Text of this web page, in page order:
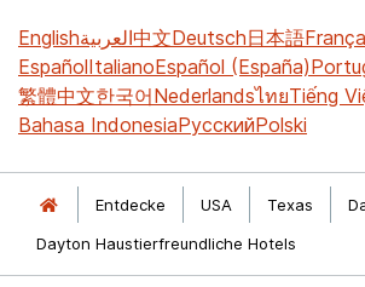
Englishالعربية中文Deutsch日本語
EspañolItalianoEspañol (España)
繁體中文한국어NederlandsไทยTiếng
Bahasa IndonesiaРусскийPolski
Entdecke USA Texas
Dayton Haustierfreundliche Hotels